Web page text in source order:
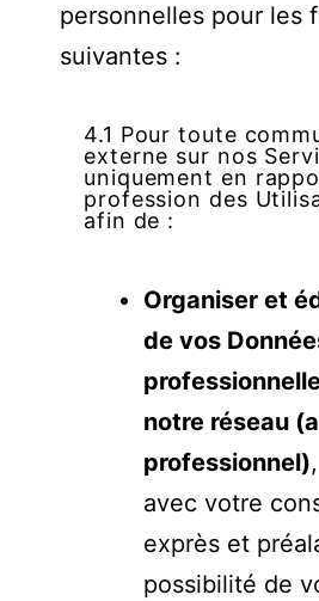
personnelles pour les
suivantes :
4.1 Pour toute
externe sur nos
uniquement en
profession des
afin de :
Organiser et
de vos
notre réseau
professionnel)
avec votre
exprès et
possibilité de